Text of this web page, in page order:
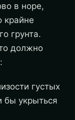
в норе,
крайне
грунта.
должно
густых
бы укрыться